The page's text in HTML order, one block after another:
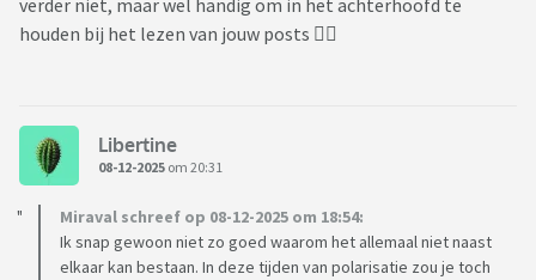
Wat vinden jullie hiervan?
Een goed idee ofjuist niet.
https://www.rtl.nl/nieuws/binnenland/artikel/5541094/de
ze-school-viert-geen-sinterklaas-meer-we-willen-dat-
iedereen
verder niet, maar wel handig om in het achterhoofd te
houden bij het lezen van jouw posts 👍🏼
Libertine
08-12-2025 om 20:31
Miraval schreef op 08-12-2025 om 18:54:
Ik snap gewoon niet zo goed waarom het allemaal niet naast
elkaar kan bestaan. In deze tijden van polarisatie zou je toch